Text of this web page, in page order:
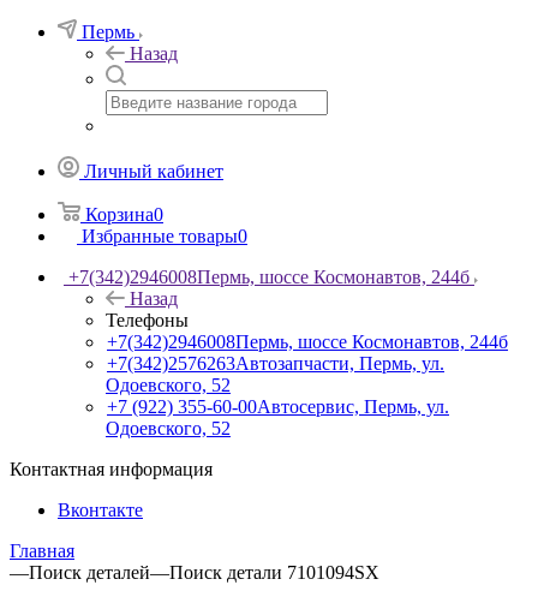
Пермь
Назад
Личный кабинет
Корзина0
Избранные товары0
+7(342)2946008Пермь, шоссе Космонавтов, 244б
Назад
Телефоны
+7(342)2946008Пермь, шоссе Космонавтов, 244б
+7(342)2576263Автозапчасти, Пермь, ул.
Одоевского, 52
+7 (922) 355-60-00Автосервис, Пермь, ул.
Одоевского, 52
Контактная информация
Вконтакте
Главная
—Поиск деталей—Поиск детали 7101094SX